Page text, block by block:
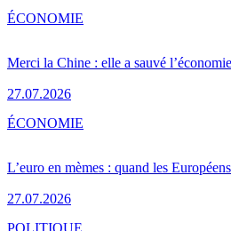
Merci la Chine : elle a sauvé
27.07.2026
ÉCONOMIE
L’euro en mèmes : quand les
27.07.2026
ÉCONOMIE
POLITIQUE